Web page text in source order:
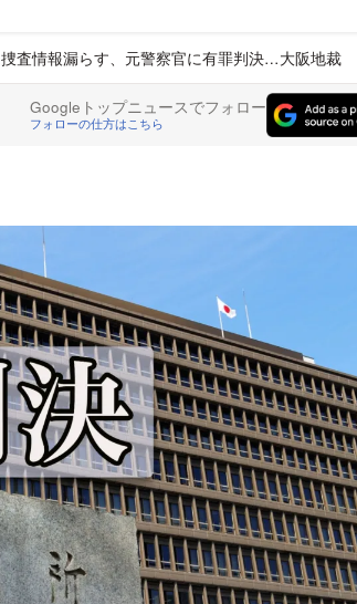
査情報漏らす、元警察官に有罪判決…大阪地裁
Googleトップニュースでフォロー
フォローの仕方はこちら